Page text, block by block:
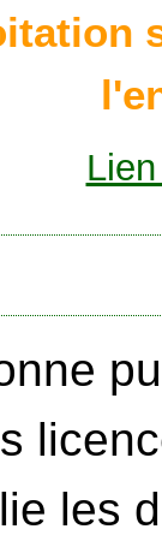
les